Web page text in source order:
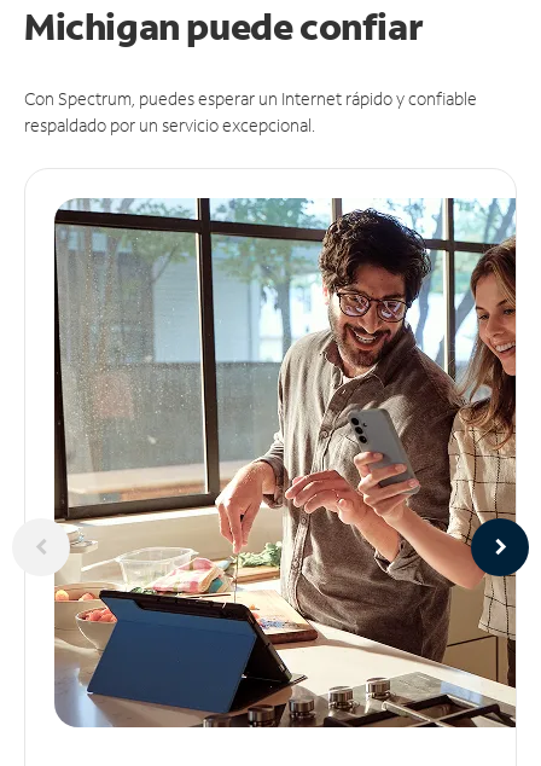
Michigan puedeconfiar
Con Spectrum, puedes esperar un Internet rápido y confiable
respaldado por un servicio excepcional.